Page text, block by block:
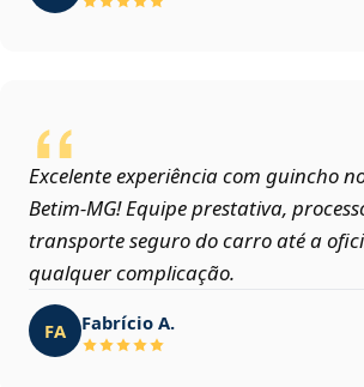
Excelente experiência com guincho
Betim‑MG! Equipe prestativa,
transporte seguro do carro até a
qualquer complicação.
FA Fabrício A.